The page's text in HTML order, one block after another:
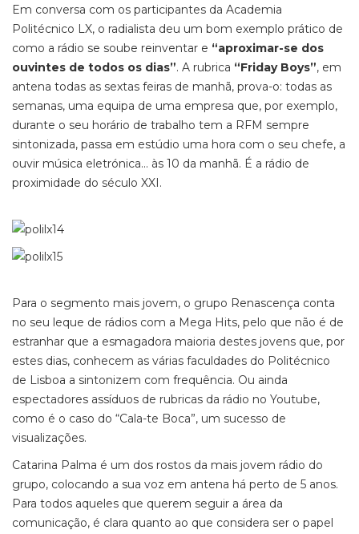
Em conversa com os participantes da Academia
Politécnico LX, o radialista deu um bom exemplo prático de
como a rádio se soube reinventar e “aproximar-se dos
ouvintes de todos os dias”. A rubrica “Friday Boys”, em
antena todas as sextas feiras de manhã, prova-o: todas as
semanas, uma equipa de uma empresa que, por exemplo,
durante o seu horário de trabalho tem a RFM sempre
sintonizada, passa em estúdio uma hora com o seu chefe, a
ouvir música eletrónica... às 10 da manhã. É a rádio de
proximidade do século XXI.
Para o segmento mais jovem, o grupo Renascença conta
no seu leque de rádios com a Mega Hits, pelo que não é de
estranhar que a esmagadora maioria destes jovens que, por
estes dias, conhecem as várias faculdades do Politécnico
de Lisboa a sintonizem com frequência. Ou ainda
espectadores assíduos de rubricas da rádio no Youtube,
como é o caso do “Cala-te Boca”, um sucesso de
visualizações.
Catarina Palma é um dos rostos da mais jovem rádio do
grupo, colocando a sua voz em antena há perto de 5 anos.
Para todos aqueles que querem seguir a área da
comunicação, é clara quanto ao que considera ser o papel